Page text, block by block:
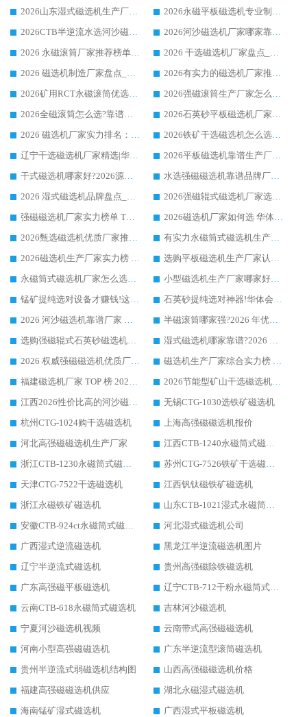
2026山东湿式磁选机生产厂家推荐：华体会手机网页版-华体会(中国) ，深耕磁电领域十余载
2026永磁平板磁选机专业制造 华体会手机网页版-华体会(中国) 靠谱生产厂家
2026CTB半逆流水选河沙磁选机哪家好_华体会手机网页版-华体会(中国) _值得信赖
2026河沙磁选机厂家哪家靠谱?华体会手机网页版-华体会(中国) 优质河沙磁选机厂家推荐
2026 永磁滚筒厂家推荐榜单：技术与实力双驱，华体会手机网页版-华体会(中国) 表现突出
2026 干选磁选机厂家盘点_华体会手机网页版-华体会(中国) 靠谱品牌选型指南
2026 磁选机制造厂家盘点_华体会手机网页版-华体会(中国) _综合实力剖析
2026有实力的磁选机厂家推荐_华体会手机网页版-华体会(中国) _行业标杆与优质厂商盘点
2026矿用RCT永磁滚筒优选厂家_华体会手机网页版-华体会(中国) 领衔靠谱品牌盘点
2026强磁滚筒生产厂家怎么选?行业口碑推荐华体会手机网页版-华体会(中国)
2026全磁滚筒怎么选?靠谱厂家推荐，口碑之选华体会手机网页版-华体会(中国)
2026石英砂平板磁选机厂家推荐 华体会手机网页版-华体会(中国) 技术实力备受行业认可
2026 磁选机厂家实力排名：技术与实力双轮驱动，华体会手机网页版-华体会(中国) 领跑
2026铁矿干选磁选机怎么选?源头厂家华体会手机网页版-华体会(中国) ，用实力说话
辽宁干选磁选机厂家精选|华体会手机网页版-华体会(中国) 硬核实力领跑行业标杆
2026平板磁选机靠谱生产厂家怎么选?行业标杆华体会手机网页版-华体会(中国) ，凭硬实力脱颖而出
干式磁选机哪家好?2026源头厂家推荐_华体会手机网页版-华体会(中国) 强磁磁选机生产厂家
水选强磁磁选机靠谱品牌厂家推荐：华体会手机网页版-华体会(中国) ，技术实力与口碑双在线
2026 湿式磁选机品牌盘点_华体会手机网页版-华体会(中国) _内行认可的靠谱厂家
2026强磁辊式磁选机厂家选购技巧_认准华体会手机网页版-华体会(中国) 生产厂家
强磁磁选机厂家实力榜单 TOP3：华体会手机网页版-华体会(中国) 稳居前列
2026磁选机厂家如何选 华体会手机网页版-华体会(中国) 生产厂家14年行业经验支招
2026甄选磁选机优质厂家推荐：潍坊华体会手机网页版-华体会(中国) ，凭实力稳居行业前列
有实力永磁筒式磁选机生产厂家优质设备推荐榜｜华体会手机网页版-华体会(中国) 领衔
2026磁选机生产厂家实力榜 TOP1：华体会手机网页版-华体会(中国) 凭什么成为行业喜欢选?
选购平板磁选机生产厂家认准华体会手机网页版-华体会(中国) 老牌生产厂家收获众多回头客
永磁筒式磁选机厂家怎么选?14 年老厂华体会手机网页版-华体会(中国) 凭实力出圈，这 5 大优势太圈粉
小型磁选机生产厂家哪家好?2026 年实测推荐，华体会手机网页版-华体会(中国) 十年口碑厂值得闭眼入
锰矿提纯选对设备才赚钱!这家临朐厂家的强磁辊磁选机凭啥成行业标杆?
石英砂提纯选对神器!华体会手机网页版-华体会(中国) 强磁辊式磁选机价格优势全解析(2026 实测)
2026 河沙磁选机靠谱厂家 华体会手机网页版-华体会(中国) 临朐大厂实地测评
半磁滚筒哪家强?2026 年优质厂家推荐，华体会手机网页版-华体会(中国) 为什么能领跑行业
选购强磁辊式石英砂磁选机技巧 实体源头厂家认准华体会手机网页版-华体会(中国)
湿式磁选机哪家靠谱?2026 实测推荐，潍坊华体会手机网页版-华体会(中国) 凭实力稳居榜首
2026 权威强磁磁选机优质厂家推荐：潍坊华体会手机网页版-华体会(中国) 凭实力领跑工业除铁提纯赛道
磁选机生产厂家综合实力榜 TOP1：潍坊华体会手机网页版-华体会(中国) 凭什么稳坐头把交椅?
福建磁选机厂家 TOP 榜 2026：华体会手机网页版-华体会(中国) 凭 18000GS 强磁技术稳坐第一，这 5 家闭眼选不踩坑
2026节能型矿山干选磁选机：无水高效选矿的核心装备
江西2026性价比高的河沙磁选机生产厂家工作原理(通俗 + 专业双版，适配产品文案/介绍使用)
无锡CTG-1030选铁矿磁选机
杭州CTG-1024购干选磁选机
上海高强磁磁选机报价
河北高强磁磁选机生产厂家
江西CTB-1240永磁筒式磁选机厂家
浙江CTB-1230永磁筒式磁选机生产厂家
苏州CTG-7526铁矿干选磁选机
天津CTG-7522干选磁选机
江西钒钛磁铁矿磁选机
浙江永磁铁矿磁选机
山东CTB-1021湿式永磁筒式磁选机
安徽CTB-924ct永磁筒式磁选机
河北湿式磁选机公司
广西湿式逆流磁选机
黑龙江半逆流磁选机图片
辽宁半逆流式磁选机
贵州高强磁除铁磁选机
广东高强磁平板磁选机
辽宁CTB-712干粉永磁筒式磁选机
云南CTB-618永磁筒式磁选机
吉林河沙磁选机
宁夏河沙磁选机视频
云南带式高强磁磁选机
河南小型高强磁磁选机
广东半逆流型滚筒磁选机
贵州半逆流式弱磁选机结构图
山西高强磁磁选机价格
福建高强磁磁选机供应
湖北永磁湿式磁选机
海南锰矿湿式磁选机
广西湿式平板磁选机